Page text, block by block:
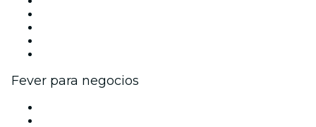
Fever para negocios